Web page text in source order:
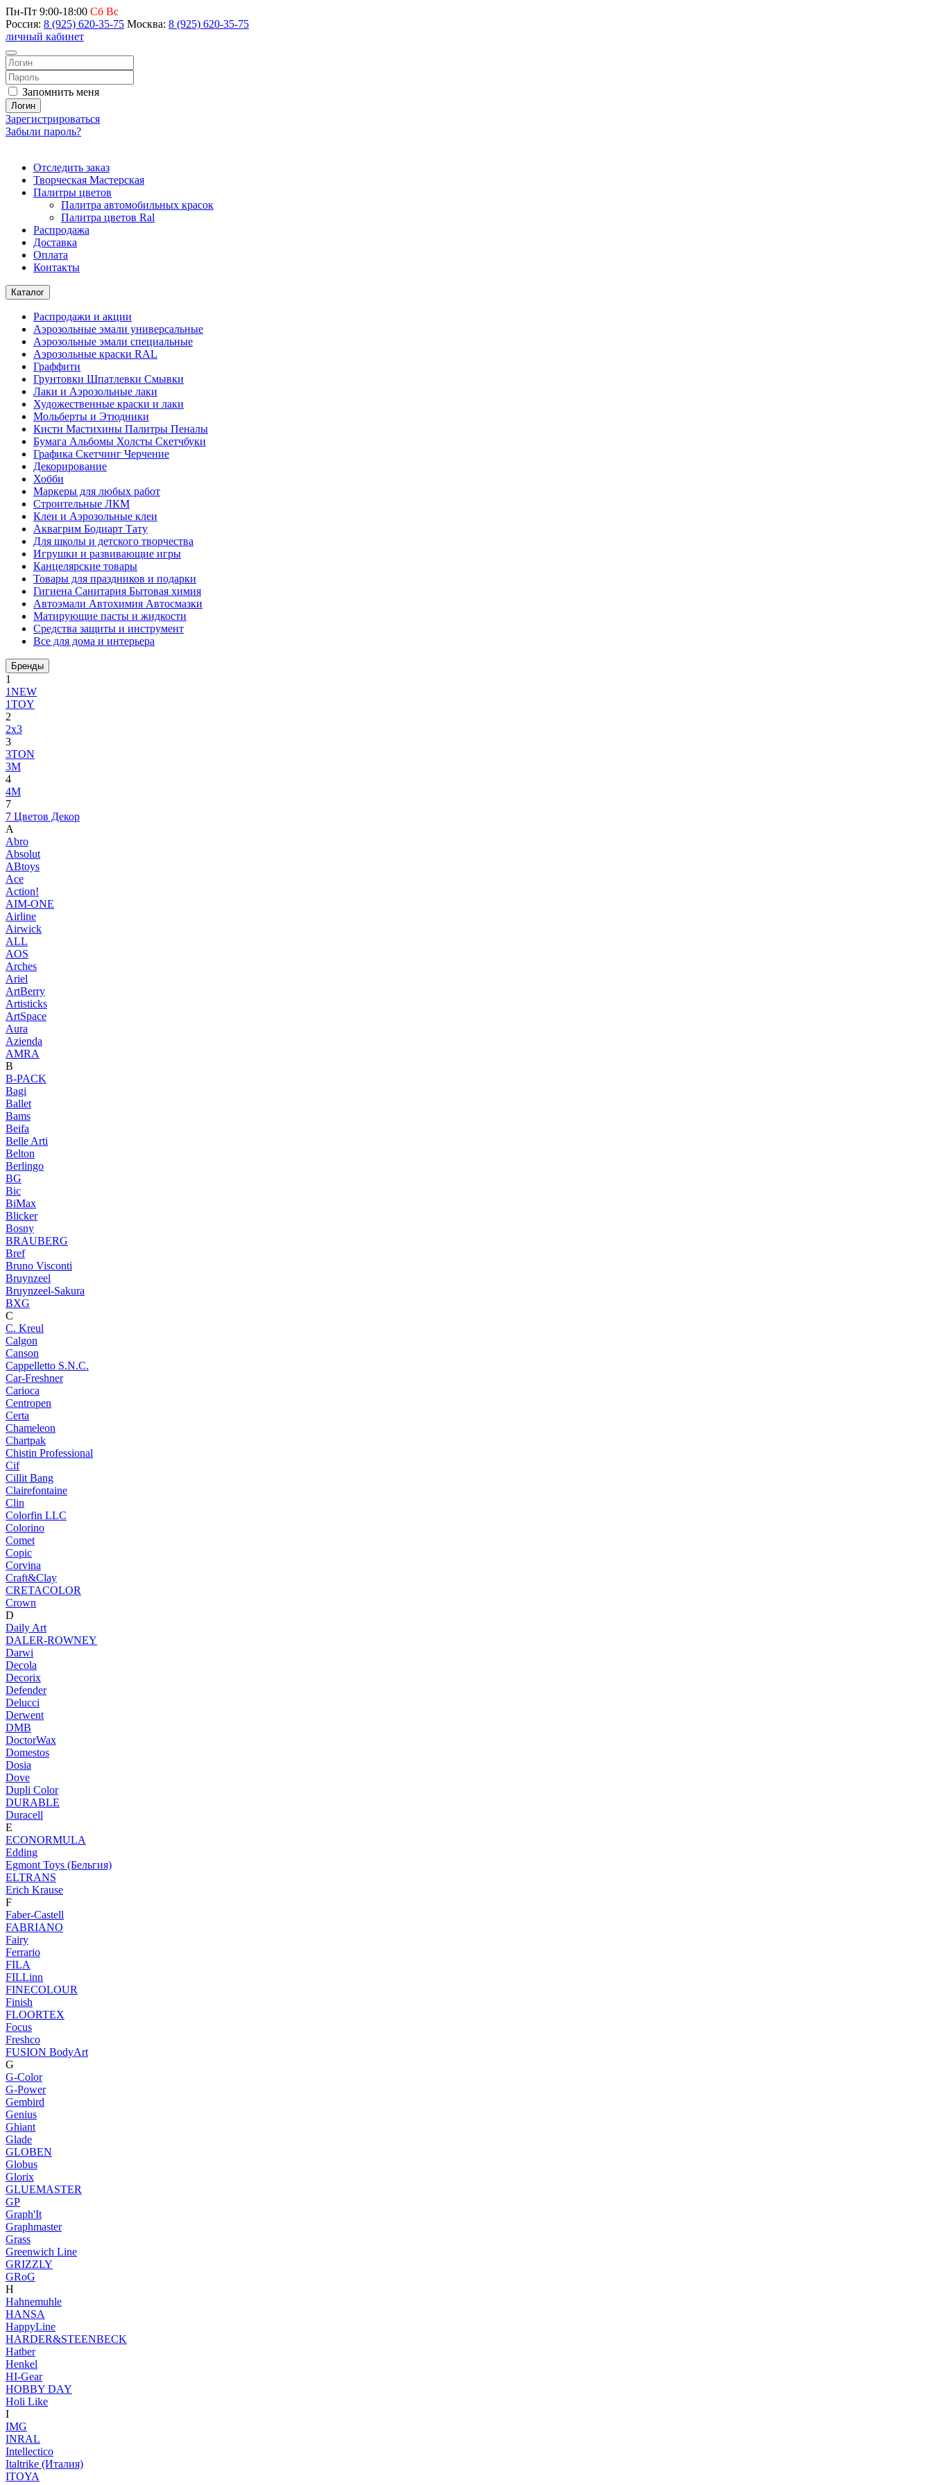
Пн-Пт 9:00-18:00 Сб Вс
Россия: 8 (925) 620-35-75 Москва: 8 (925) 620-35-75
личный кабинет
Запомнить меня
Логин
Зарегистрироваться
Забыли пароль?
Отследить заказ
Творческая Мастерская
Палитры цветов
Палитра автомобильных красок
Палитра цветов Ral
Распродажа
Доставка
Оплата
Контакты
Каталог
Распродажи и акции
Аэрозольные эмали универсальные
Аэрозольные эмали специальные
Аэрозольные краски RAL
Граффити
Грунтовки Шпатлевки Смывки
Лаки и Аэрозольные лаки
Художественные краски и лаки
Мольберты и Этюдники
Кисти Мастихины Палитры Пеналы
Бумага Альбомы Холсты Скетчбуки
Графика Скетчинг Черчение
Декорирование
Хобби
Маркеры для любых работ
Строительные ЛКМ
Клеи и Аэрозольные клеи
Аквагрим Бодиарт Тату
Для школы и детского творчества
Игрушки и развивающие игры
Канцелярские товары
Товары для праздников и подарки
Гигиена Санитария Бытовая химия
Автоэмали Автохимия Автосмазки
Матирующие пасты и жидкости
Средства защиты и инструмент
Все для дома и интерьера
Бренды
1
1NEW
1TOY
2
2x3
3
3TON
3М
4
4M
7
7 Цветов Декор
A
Abro
Absolut
ABtoys
Ace
Action!
AIM-ONE
Airline
Airwick
ALL
AOS
Arches
Ariel
ArtBerry
Artisticks
ArtSpace
Aura
Azienda
AМRA
B
B-PACK
Bagi
Ballet
Bams
Beifa
Belle Arti
Belton
Berlingo
BG
Bic
BiMax
Blicker
Bosny
BRAUBERG
Bref
Bruno Visconti
Bruynzeel
Bruynzeel-Sakura
BXG
C
C. Kreul
Calgon
Canson
Cappelletto S.N.C.
Car-Freshner
Carioca
Centropen
Certa
Chameleon
Chartpak
Chistin Professional
Cif
Cillit Bang
Clairefontaine
Clin
Colorfin LLC
Colorino
Comet
Copic
Corvina
Craft&Clay
CRETACOLOR
Crown
D
Daily Art
DALER-ROWNEY
Darwi
Decola
Decorix
Defender
Delucci
Derwent
DMB
DoctorWax
Domestos
Dosia
Dove
Dupli Color
DURABLE
Duracell
E
ECONORMULA
Edding
Egmont Toys (Бельгия)
ELTRANS
Erich Krause
F
Faber-Castell
FABRIANO
Fairy
Ferrario
FILA
FILLinn
FINECOLOUR
Finish
FLOORTEX
Focus
Freshco
FUSION BodyArt
G
G-Color
G-Power
Gembird
Genius
Ghiant
Glade
GLOBEN
Globus
Glorix
GLUEMASTER
GP
Graph'It
Graphmaster
Grass
Greenwich Line
GRIZZLY
GRoG
H
Hahnemuhle
HANSA
HappyLine
HARDER&STEENBECK
Hatber
Henkel
HI-Gear
HOBBY DAY
Holi Like
I
IMG
INRAL
Intellectico
Italtrike (Италия)
ITOYA